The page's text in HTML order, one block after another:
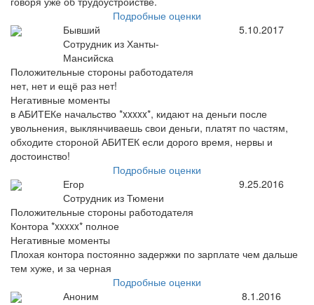
Подробные оценки
Бывший
Сотрудник из Ханты-
Мансийска
5.10.2017
Положительные стороны работодателя
нет, нет и ещё раз нет!
Негативные моменты
в АБИТЕКе начальство *xxxxx*, кидают на деньги после
увольнения, выклянчиваешь свои деньги, платят по частям,
обходите стороной АБИТЕК если дорого время, нервы и
достоинство!
Подробные оценки
Егор
Сотрудник из Тюмени
9.25.2016
Положительные стороны работодателя
Контора *xxxxx* полное
Негативные моменты
Плохая контора постоянно задержки по зарплате чем дальше
тем хуже, и за черная
Подробные оценки
Аноним
8.1.2016